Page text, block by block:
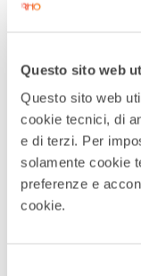
Questo sito web
Questo sito web
cookie tecnici, di
e di terzi. Per
solamente cookie
preferenze e
cookie.